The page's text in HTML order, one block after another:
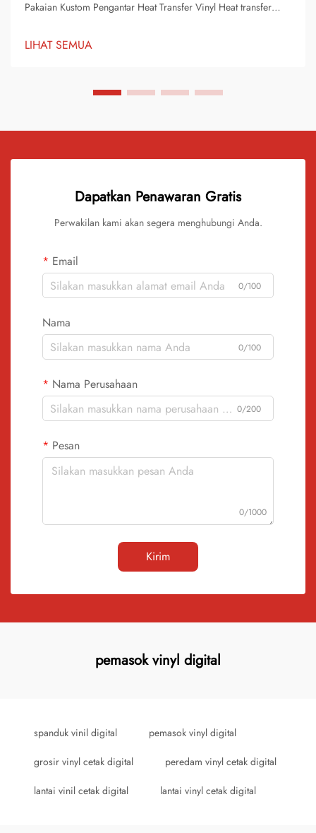
Pakaian Kustom Pengantar Heat Transfer Vinyl Heat transfer
dan kustomisasi pakaian. Produk ini memungkinkan sekolah,
tim olahraga, usaha keci...
LIHAT SEMUA
Dapatkan Penawaran Gratis
Perwakilan kami akan segera menghubungi Anda.
Email
0/100
Nama
0/100
Nama Perusahaan
0/200
Pesan
0/1000
Kirim
pemasok vinyl digital
spanduk vinil digital pemasok vinyl digital
grosir vinyl cetak digital peredam vinyl cetak digital
lantai vinil cetak digital lantai vinyl cetak digital